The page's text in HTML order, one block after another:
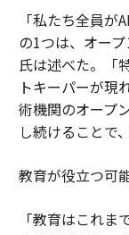
「私たち全員
の1つは、オー
氏は述べた。「
トキーパーが
術機関のオープ
し続けることで
教育が役立つ可
「教育はこれ